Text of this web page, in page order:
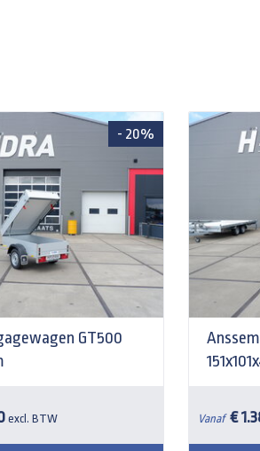
- 20%
GT500
excl. BTW Vanaf €